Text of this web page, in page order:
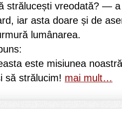
strălucești vreodată? —
iar asta doare și de
lumânarea.
este misiunea
să strălucim! mai mult…